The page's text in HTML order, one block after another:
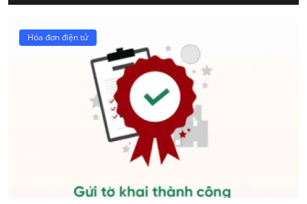
Hóa đơn điện tử